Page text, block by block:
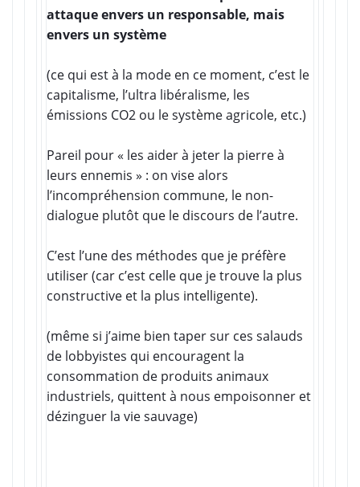
attaque envers un responsable, mais
envers un système
(ce qui est à la mode en ce moment, c’est le
capitalisme, l’ultra libéralisme, les
émissions CO2 ou le système agricole, etc.)
Pareil pour « les aider à jeter la pierre à
leurs ennemis » : on vise alors
l’incompréhension commune, le non-
dialogue plutôt que le discours de l’autre.
C’est l’une des méthodes que je préfère
utiliser (car c’est celle que je trouve la plus
constructive et la plus intelligente).
(même si j’aime bien taper sur ces salauds
de lobbyistes qui encouragent la
consommation de produits animaux
industriels, quittent à nous empoisonner et
dézinguer la vie sauvage)